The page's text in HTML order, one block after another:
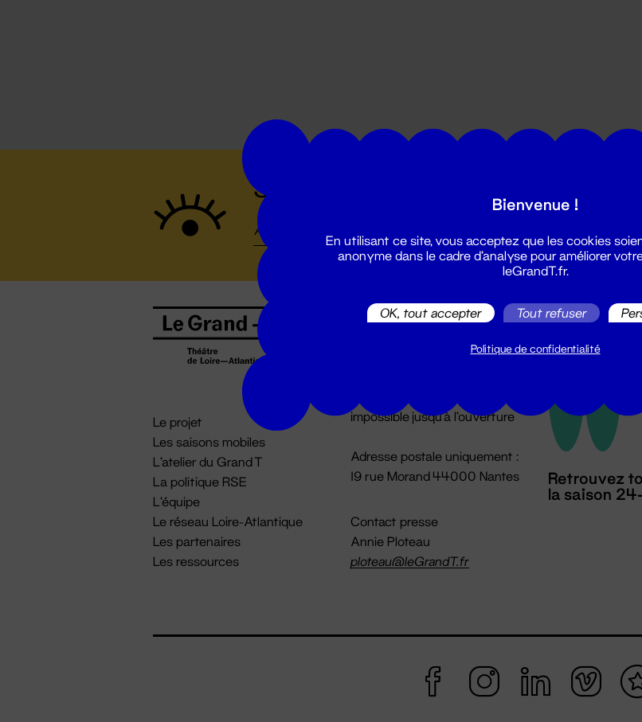
Suivez toutes les actualités du
Le projet
Les saisons mobiles
L'atelier du Grand T
La politique RSE
L'équipe
Le réseau Loire-Atlantique
Les partenaires
Les ressources
Billetterie
billetterie@leGrandT.fr
impossible jusqu'à l'ouverture
Adresse postale uniquement :
19 rue Morand 44000 Nantes
Contact presse
Annie Ploteau
ploteau@leGrandT.fr
Retrouvez
la saison
Bienvenue !
En utilisant ce site, vous acceptez que les cookies
anonyme dans le cadre d'analyse pour améliorer
leGrandT.fr.
OK, tout accepter Tout refuser
Politique de confidentialité